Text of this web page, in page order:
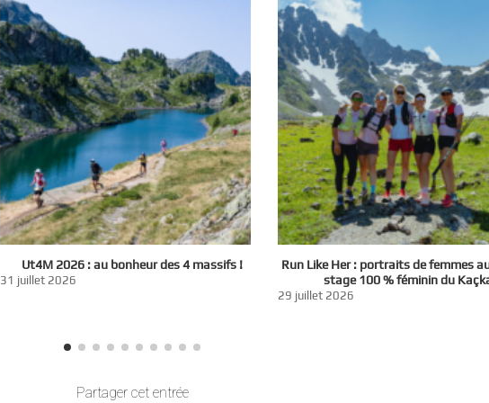
Ut4M 2026 : au bonheur des 4 massifs !
31 juillet 2026
Run Like Her : portraits de femmes
stage 100 % féminin du
29 juillet 2026
Partager cet entrée